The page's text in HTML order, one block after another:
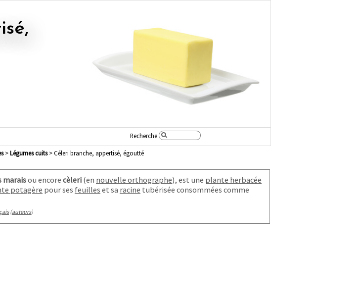
Recherche
> légumes cuits> Céleri branche, appertisé, égoutté
maraisou encorecèleri (en nouvelle orthographe), est une plante herbacée
potagère pour ses feuilles et sa racine tubérisée consommées comme
(auteurs)